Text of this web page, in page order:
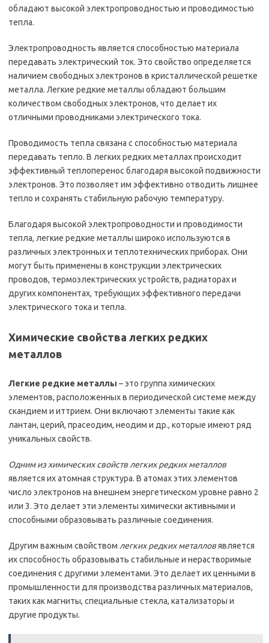
обладают высокой электропроводностью и проводимостью
тепла.
Электропроводность является способностью материала
передавать электрический ток. Это свойство определяется
наличием свободных электронов в кристаллической решетке
металла. Легкие редкие металлы обладают большим
количеством свободных электронов, что делает их
отличными проводниками электрического тока.
Проводимость тепла связана с способностью материала
передавать тепло. В легких редких металлах происходит
эффективный теплоперенос благодаря высокой подвижности
электронов. Это позволяет им эффективно отводить лишнее
тепло и сохранять стабильную рабочую температуру.
Благодаря высокой электропроводности и проводимости
тепла, легкие редкие металлы широко используются в
различных электронных и теплотехнических приборах. Они
могут быть применены в конструкции электрических
проводов, термоэлектрических устройств, радиаторах и
других компонентах, требующих эффективного передачи
электрического тока и тепла.
Химические свойства легких редких
металлов
Легкие редкие металлы – это группа химических
элементов, расположенных в периодической системе между
скандием и иттрием. Они включают элементы такие как
лантан, церий, прасеодим, неодим и др., которые имеют ряд
уникальных свойств.
Одним из химических свойств легких редких металлов
является их атомная структура. В атомах этих элементов
число электронов на внешнем энергетическом уровне равно 2
или 3. Это делает эти элементы химически активными и
способными образовывать различные соединения.
Другим важным свойством легких редких металловявляется
их способность образовывать стабильные и нерастворимые
соединения с другими элементами. Это делает их ценными в
промышленности для производства различных материалов,
таких как магниты, специальные стекла, катализаторы и
другие продукты.